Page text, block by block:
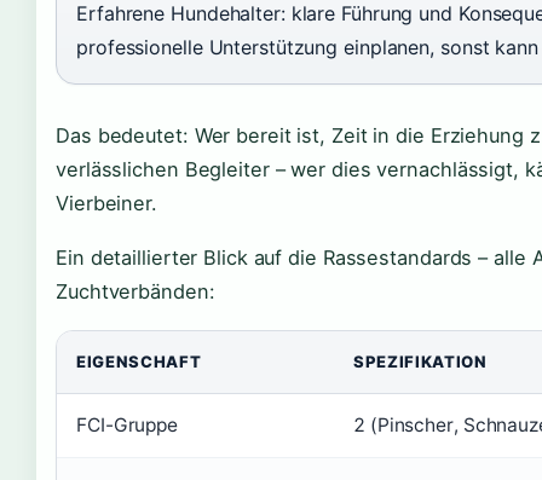
Erfahrene Hundehalter: klare Führung und
professionelle Unterstützung einplanen, sonst
Das bedeutet: Wer bereit ist, Zeit in die Erziehung
verlässlichen Begleiter – wer dies vernachlässigt,
Vierbeiner.
Ein detaillierter Blick auf die Rassestandards – alle
Zuchtverbänden:
EIGENSCHAFT SPEZIFIKATION
FCI-Gruppe 2 (Pinscher,